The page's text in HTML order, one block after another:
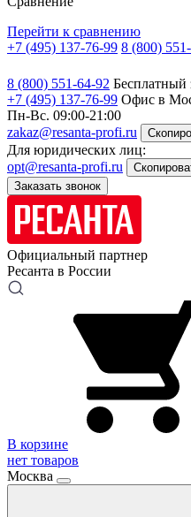
Перейти к сравнению
+7 (495) 137-76-99 8 (800)
8 (800) 551-64-92 Бесплатный
+7 (495) 137-76-99 Офис в
Пн-Вс. 09:00-21:00
zakaz@resanta-profi.ru
Для юридических лиц:
opt@resanta-profi.ru
Заказать звонок
Официальный партнер
Ресанта в России
В корзине
нет товаров
Москва